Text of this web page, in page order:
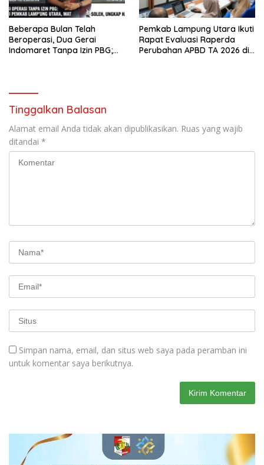
Beberapa Bulan Telah
Beroperasi, Dua Gerai
Indomaret Tanpa Izin PBG;
Pemkab Lampung Utara Ikuti
Rapat Evaluasi Raperda
Perubahan APBD TA 2026 di
Tinggalkan Balasan
Alamat email Anda tidak akan dipublikasikan. Ruas yang wajib
ditandai *
Simpan nama, email, dan situs web saya pada peramban ini
untuk komentar saya berikutnya.